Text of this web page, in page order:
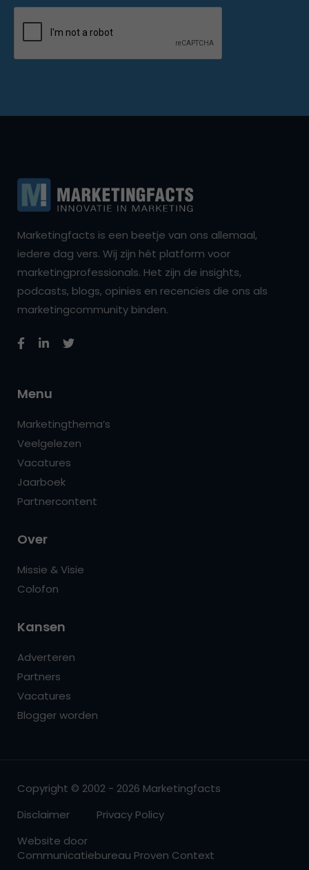
Marketingfacts is een beetje van ons allemaal,
iedere dag vers. Wij zijn hét platform voor
marketingprofessionals. Het zijn de insights,
podcasts, blogs, opinies en recencies die ons als
marketingcommunity binden.
Menu
Marketingthema’s
Veelgelezen
Vacatures
Jaarboek
Partnercontent
Over
Missie & Visie
Colofon
Kansen
Adverteren
Partners
Vacatures
Blogger worden
Copyright © 2002 - 2026 Marketingfacts
Disclaimer
Privacy Policy
Website door
Communicatiebureau Proven Context